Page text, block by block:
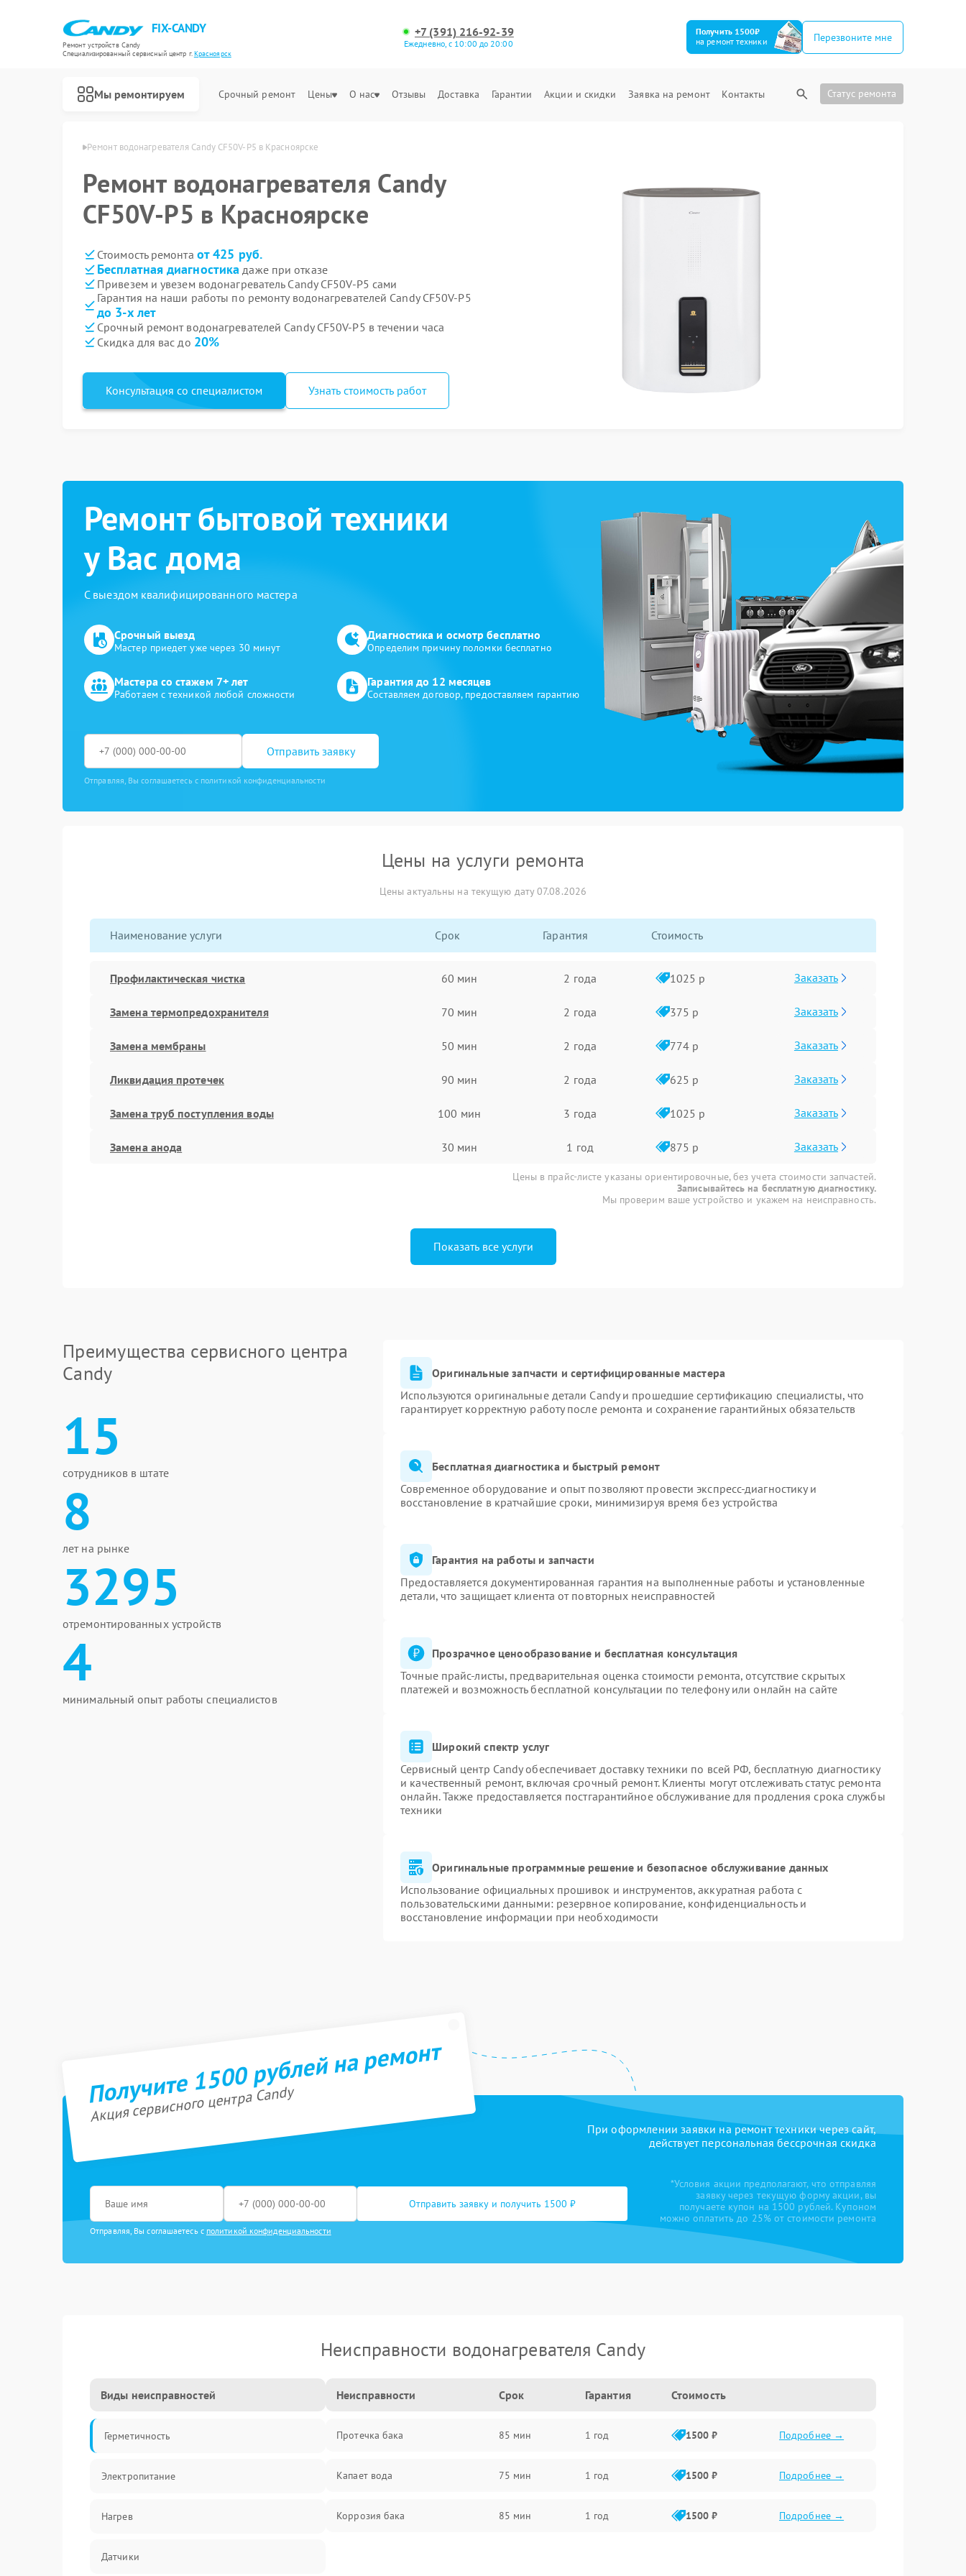
FIX-CANDY
Ремонт устройств Candy
Специализированный cервисный центр г.Красноярск
+7 (391) 216-92-39
Ежедневно, с 10:00 до 20:00
Получить 1500₽
на ремонт техники
Перезвоните мне
Мы ремонтируем Срочный ремонт Цены О нас Отзывы Доставка Гарантии Акции и скидки Заявка на ремонт Контакты Статус ремонта
в Красноярске Ремонт водонагревателя Candy CF50V-P5 в Красноярске
Ремонт водонагревателя Candy
CF50V-P5 в Красноярске
Стоимость ремонта от 425 руб.
Бесплатная диагностика даже при отказе
Привезем и увезем водонагреватель Candy CF50V-P5 сами
Гарантия на наши работы по ремонту водонагревателей Candy CF50V-P5
до 3-х лет
Срочный ремонт водонагревателей Candy CF50V-P5 в течении часа
Скидка для вас до 20%
Консультация со специалистом Узнать стоимость работ
Ремонт бытовой техники
у Вас дома
С выездом квалифицированного мастера
Срочный выезд
Мастер приедет уже через 30 минут
Диагностика и осмотр бесплатно
Определим причину поломки бесплатно
Мастера со стажем 7+ лет
Работаем с техникой любой сложности
Гарантия до 12 месяцев
Составляем договор, предоставляем гарантию
Отправить заявку
Отправляя, Вы соглашаетесь с политикой конфиденциальности
Цены на услуги ремонта
Цены актуальны на текущую дату 07.08.2026
Наименование услуги Срок Гарантия Стоимость
Профилактическая чистка 60 мин 2 года 1025 р Заказать
Замена термопредохранителя 70 мин 2 года 375 р Заказать
Замена мембраны 50 мин 2 года 774 р Заказать
Ликвидация протечек 90 мин 2 года 625 р Заказать
Замена труб поступления воды 100 мин 3 года 1025 р Заказать
Замена анода 30 мин 1 год 875 р Заказать
Цены в прайс-листе указаны ориентировочные, без учета стоимости запчастей.
Записывайтесь на бесплатную диагностику.
Мы проверим ваше устройство и укажем на неисправность.
Показать все услуги
Преимущества сервисного центра
Candy
15
сотрудников в штате
8
лет на рынке
3295
отремонтированных устройств
4
минимальный опыт работы специалистов
Оригинальные запчасти и сертифицированные мастера
Используются оригинальные детали Candy и прошедшие сертификацию специалисты, что
гарантирует корректную работу после ремонта и сохранение гарантийных обязательств
Бесплатная диагностика и быстрый ремонт
Современное оборудование и опыт позволяют провести экспресс-диагностику и
восстановление в кратчайшие сроки, минимизируя время без устройства
Гарантия на работы и запчасти
Предоставляется документированная гарантия на выполненные работы и установленные
детали, что защищает клиента от повторных неисправностей
Прозрачное ценообразование и бесплатная консультация
Точные прайс-листы, предварительная оценка стоимости ремонта, отсутствие скрытых
платежей и возможность бесплатной консультации по телефону или онлайн на сайте
Широкий спектр услуг
Сервисный центр Candy обеспечивает доставку техники по всей РФ, бесплатную диагностику
и качественный ремонт, включая срочный ремонт. Клиенты могут отслеживать статус ремонта
онлайн. Также предоставляется постгарантийное обслуживание для продления срока службы
техники
Оригинальные программные решение и безопасное обслуживание данных
Использование официальных прошивок и инструментов, аккуратная работа с
пользовательскими данными: резервное копирование, конфиденциальность и
восстановление информации при необходимости
Получите 1500 рублей на ремонт
Акция сервисного центра Candy
При оформлении заявки на ремонт техники через сайт,
действует персональная бессрочная скидка
Отправить заявку и получить 1500 ₽
Отправляя, Вы соглашаетесь с политикой конфиденциальности
*Условия акции предполагают, что отправляя
заявку через текущую форму акции, вы
получаете купон на 1500 рублей. Купоном
можно оплатить до 25% от стоимости ремонта
Неисправности водонагревателя Candy
Виды неисправностей
Герметичность
Электропитание
Нагрев
Датчики
Неисправности Срок Гарантия Стоимость
Протечка бака 85 мин 1 год 1500 ₽ Подробнее →
Капает вода 75 мин 1 год 1500 ₽ Подробнее →
Коррозия бака 85 мин 1 год 1500 ₽ Подробнее →